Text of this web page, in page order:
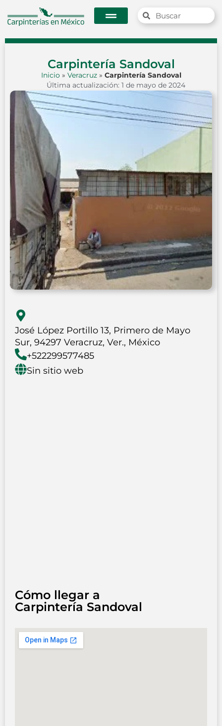
Carpintería Sandoval
Inicio» Veracruz» Carpintería Sandoval
Última actualización: 1 de mayo de 2024
José López Portillo 13, Primero de Mayo
Sur, 94297 Veracruz, Ver., México
+522299577485
Sin sitio web
Cómo llegar a
Carpintería Sandoval